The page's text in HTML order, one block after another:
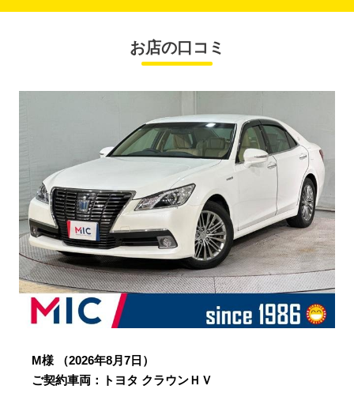
お店の口コミ
M様
（2026年8月7日）
ご契約車両：トヨタ クラウンＨＶ